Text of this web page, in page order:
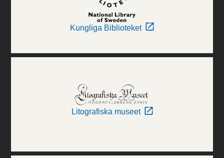
Kungliga Biblioteket
Litografiska museet